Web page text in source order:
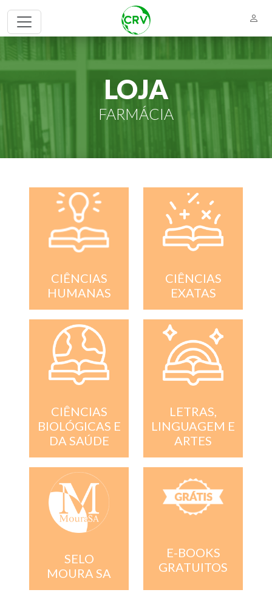
LOJA
FARMÁCIA
CIÊNCIAS
HUMANAS
CIÊNCIAS
EXATAS
CIÊNCIAS
BIOLÓGICAS E
DA SAÚDE
LETRAS,
LINGUAGEM E
ARTES
SELO
MOURA SA
E-BOOKS
GRATUITOS